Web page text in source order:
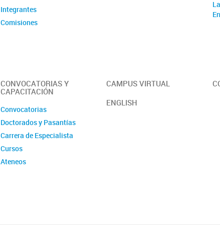
Integrantes
Comisiones
CONVOCATORIAS Y
CAPACITACIÓN
Convocatorias
Doctorados y Pasantías
Carrera de Especialista
Cursos
Ateneos
CAMPUS VIRTUAL
ENGLISH